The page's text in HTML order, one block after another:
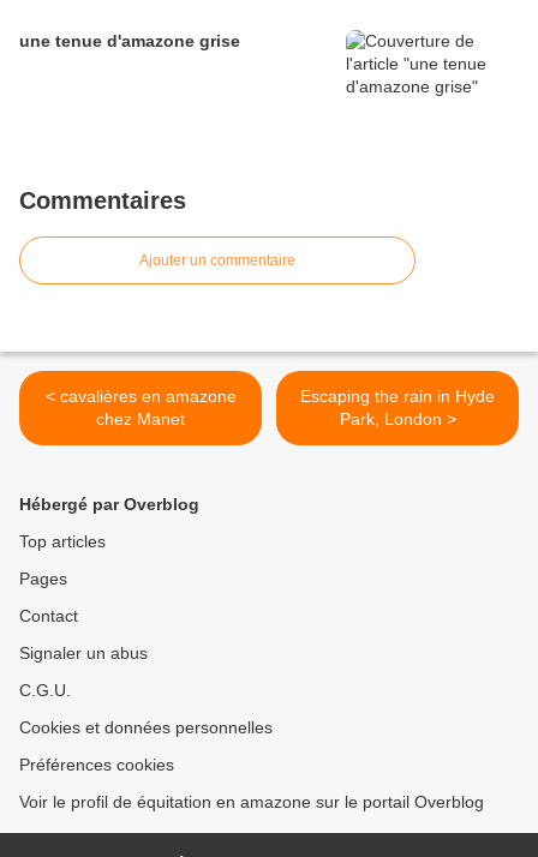
une tenue d'amazone grise
Commentaires
Ajouter un commentaire
< cavalières en amazone
chez Manet
Escaping the rain in Hyde
Park, London >
Hébergé par Overblog
Top articles
Pages
Contact
Signaler un abus
C.G.U.
Cookies et données personnelles
Préférences cookies
Voir le profil de équitation en amazone sur le portail Overblog